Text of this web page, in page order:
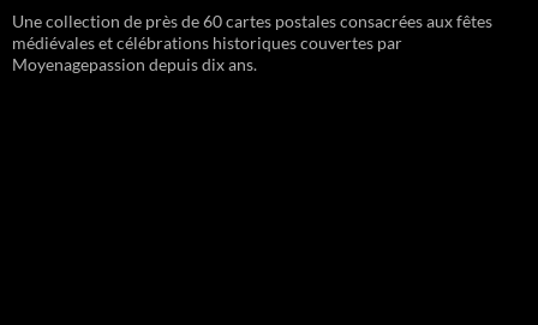
Une collection de près de 60 cartes postales consacrées aux fêtes
médiévales et célébrations historiques couvertes par
Moyenagepassion depuis dix ans.